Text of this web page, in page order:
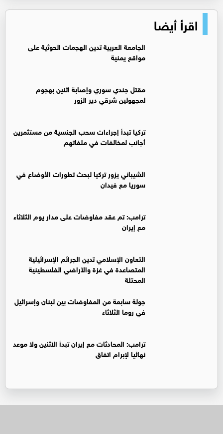
اقرأ أيضا
الجامعة العربية تدين الهجمات الحوثية على
مواقع يمنية
مقتل جندي سوري وإصابة اثنين بهجوم
لمجهولين شرقي دير الزور
تركيا تبدأ إجراءات سحب الجنسية من مستثمرين
أجانب لمخالفات في ملفاتهم
‏الشيباني يزور تركيا لبحث تطورات الأوضاع في
سوريا مع فيدان
ترامب: تم عقد مفاوضات على مدار يوم الثلاثاء
مع إيران
التعاون الإسلامي تدين الجرائم الإسرائيلية
المتصاعدة في غزة والأراضي الفلسطينية
المحتلة
جولة سابعة من المفاوضات بين لبنان وإسرائيل
في روما الثلاثاء
ترامب: المحادثات مع إيران تبدأ الاثنين ولا موعد
نهائيا لإبرام اتفاق